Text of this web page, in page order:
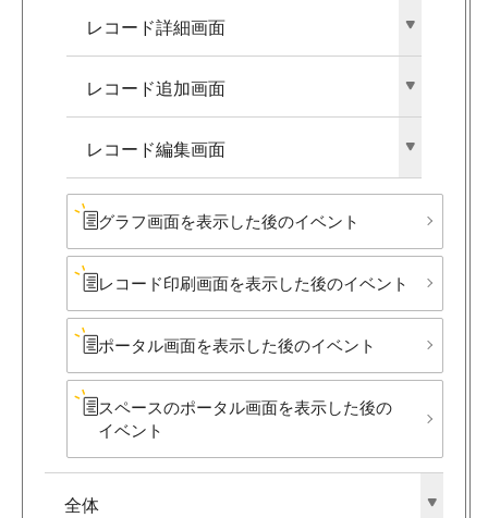
レコード詳細画面
レコード追加画面
レコード編集画面
グラフ画面を​表示した後の​イベント
レコード印刷画面を​表示した後の​イベント
ポータル画面を​表示した後の​イベント
スペースの​ポータル画面を​表示した後の​
イベント
全体